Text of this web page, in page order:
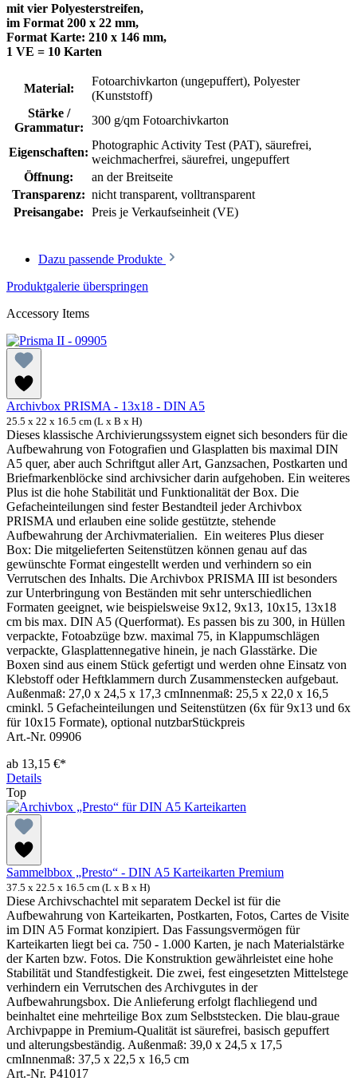
mit vier Polyesterstreifen,
im Format 200 x 22 mm,
Format Karte: 210 x 146 mm,
1 VE = 10 Karten
Material:
Fotoarchivkarton (ungepuffert), Polyester
(Kunststoff)
Stärke /
Grammatur:
300 g/qm Fotoarchivkarton
Eigenschaften:
Photographic Activity Test (PAT), säurefrei,
weichmacherfrei, säurefrei, ungepuffert
Öffnung:
an der Breitseite
Transparenz: nicht transparent, volltransparent
Preisangabe:
Preis je Verkaufseinheit (VE)
Dazu passende Produkte
Produktgalerie überspringen
Accessory Items
Archivbox PRISMA - 13x18 - DIN A5
25.5 x 22 x 16.5 cm (L x B x H)
Dieses klassische Archivierungssystem eignet sich besonders für die
Aufbewahrung von Fotografien und Glasplatten bis maximal DIN
A5 quer, aber auch Schriftgut aller Art, Ganzsachen, Postkarten und
Briefmarkenblöcke sind archivsicher darin aufgehoben. Ein weiteres
Plus ist die hohe Stabilität und Funktionalität der Box. Die
Gefacheinteilungen sind fester Bestandteil jeder Archivbox
PRISMA und erlauben eine solide gestützte, stehende
Aufbewahrung der Archivmaterialien. Ein weiteres Plus dieser
Box: Die mitgelieferten Seitenstützen können genau auf das
gewünschte Format eingestellt werden und verhindern so ein
Verrutschen des Inhalts. Die Archivbox PRISMA III ist besonders
zur Unterbringung von Beständen mit sehr unterschiedlichen
Formaten geeignet, wie beispielsweise 9x12, 9x13, 10x15, 13x18
cm bis max. DIN A5 (Querformat). Es passen bis zu 300, in Hüllen
verpackte, Fotoabzüge bzw. maximal 75, in Klappumschlägen
verpackte, Glasplattennegative hinein, je nach Glasstärke. Die
Boxen sind aus einem Stück gefertigt und werden ohne Einsatz von
Klebstoff oder Heftklammern durch Zusammenstecken aufgebaut.
Außenmaß: 27,0 x 24,5 x 17,3 cmInnenmaß: 25,5 x 22,0 x 16,5
cminkl. 5 Gefacheinteilungen und Seitenstützen (6x für 9x13 und 6x
für 10x15 Formate), optional nutzbarStückpreis
Art.-Nr. 09906
ab 13,15 €*
Details
Top
Sammelbbox „Presto“ - DIN A5 Karteikarten Premium
37.5 x 22.5 x 16.5 cm (L x B x H)
Diese Archivschachtel mit separatem Deckel ist für die
Aufbewahrung von Karteikarten, Postkarten, Fotos, Cartes de Visite
im DIN A5 Format konzipiert. Das Fassungsvermögen für
Karteikarten liegt bei ca. 750 - 1.000 Karten, je nach Materialstärke
der Karten bzw. Fotos. Die Konstruktion gewährleistet eine hohe
Stabilität und Standfestigkeit. Die zwei, fest eingesetzten Mittelstege
verhindern ein Verrutschen des Archivgutes in der
Aufbewahrungsbox. Die Anlieferung erfolgt flachliegend und
beinhaltet eine mehrteilige Box zum Selbststecken. Die blau-graue
Archivpappe in Premium-Qualität ist säurefrei, basisch gepuffert
und alterungsbeständig. Außenmaß: 39,0 x 24,5 x 17,5
cmInnenmaß: 37,5 x 22,5 x 16,5 cm
Art.-Nr. P41017